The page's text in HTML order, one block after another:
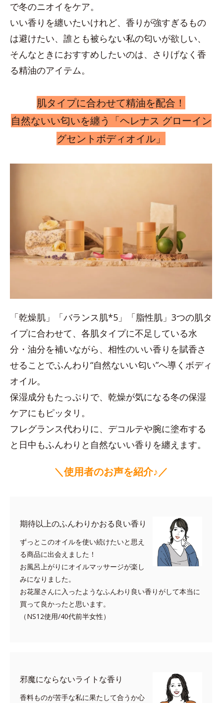
で冬のニオイをケア。
いい香りを纏いたいけれど、香りが強すぎるもの
は避けたい、誰とも被らない私の匂いが欲しい、
そんなときにおすすめしたいのは、さりげなく香
る精油のアイテム。
肌タイプに合わせて精油を配合！
自然ないい匂いを纏う「ヘレナス グローイン
グセントボディオイル」
「乾燥肌」「バランス肌*5」「脂性肌」3つの肌タ
イプに合わせて、各肌タイプに不足している水
分・油分を補いながら、相性のいい香りを賦香さ
せることでふんわり“自然ないい匂い”へ導くボディ
オイル。
保湿成分もたっぷりで、乾燥が気になる冬の保湿
ケアにもピッタリ。
フレグランス代わりに、デコルテや腕に塗布する
と日中もふんわりと自然ないい香りを纏えます。
＼使用者のお声を紹介♪／
期待以上のふんわりかおる良い香り
ずっとこのオイルを使い続けたいと思え
る商品に出会えました！
お風呂上がりにオイルマッサージが楽し
みになりました。
お花屋さんに入ったようなふんわり良い香りがして本当に
買って良かったと思います。
（NS12使用/40代前半女性）
邪魔にならないライトな香り
香料ものが苦手な私に果たして合うか心